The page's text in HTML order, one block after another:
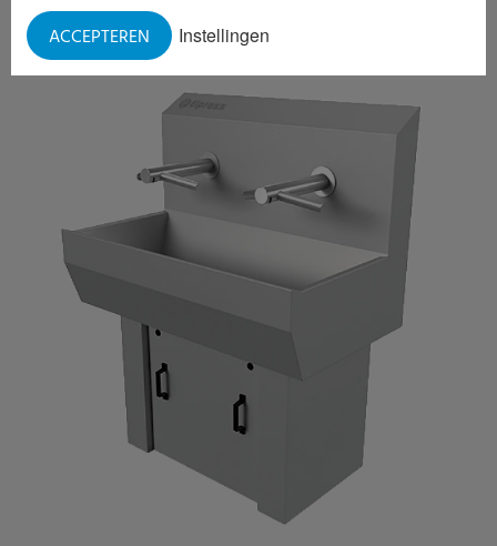
Instellingen
ACCEPTEREN
CHEMIEDISPENSER (MET TOURNIQUET)